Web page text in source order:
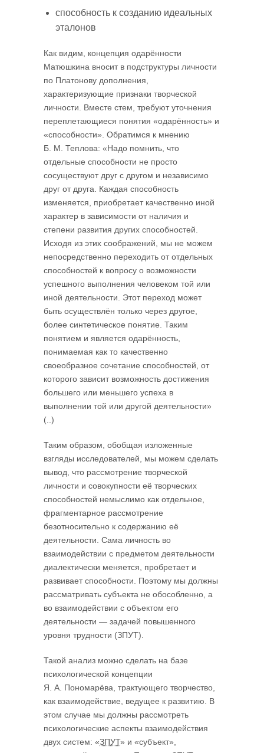
способность к созданию идеальных
эталонов
Как видим, концепция одарённости
Матюшкина вносит в подструктуры личности
по Платонову дополнения,
характеризующие признаки творческой
личности. Вместе стем, требуют уточнения
переплетающиеся понятия «одарённость» и
«способности». Обратимся к мнению
Б. М. Теплова: «Надо помнить, что
отдельные способности не просто
сосуществуют друг с другом и независимо
друг от друга. Каждая способность
изменяется, приобретает качественно иной
характер в зависимости от наличия и
степени развития других способностей.
Исходя из этих соображений, мы не можем
непосредственно переходить от отдельных
способностей к вопросу о возможности
успешного выполнения человеком той или
иной деятельности. Этот переход может
быть осуществлён только через другое,
более синтетическое понятие. Таким
понятием и является одарённость,
понимаемая как то качественно
своеобразное сочетание способностей, от
которого зависит возможность достижения
большего или меньшего успеха в
выполнении той или другой деятельности»
(..)
Таким образом, обобщая изложенные
взгляды исследователей, мы можем сделать
вывод, что рассмотрение творческой
личности и совокупности её творческих
способностей немыслимо как отдельное,
фрагментарное рассмотрение
безотносительно к содержанию её
деятельности. Сама личность во
взаимодействии с предметом деятельности
диалектически меняется, пробретает и
развивает способности. Поэтому мы должны
рассматривать субъекта не обособленно, а
во взаимодействии с объектом его
деятельности — задачей повышенного
уровня трудности (ЗПУТ).
Такой анализ можно сделать на базе
психологической концепции
Я. А. Пономарёва, трактующего творчество,
как взаимодействие, ведущее к развитию. В
этом случае мы должны рассмотреть
психологические аспекты взаимодействия
двух систем: «ЗПУТ» и «субъект»,